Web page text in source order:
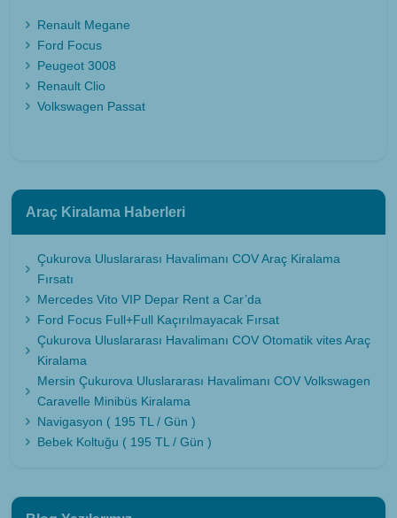
Renault Megane
Ford Focus
Peugeot 3008
Renault Clio
Volkswagen Passat
Araç Kiralama Haberleri
Çukurova Uluslararası Havalimanı COV Araç Kiralama
Fırsatı
Mercedes Vito VIP Depar Rent a Car’da
Ford Focus Full+Full Kaçırılmayacak Fırsat
Çukurova Uluslararası Havalimanı COV Otomatik vites Araç
Kiralama
Mersin Çukurova Uluslararası Havalimanı COV Volkswagen
Caravelle Minibüs Kiralama
Navigasyon ( 195 TL / Gün )
Bebek Koltuğu ( 195 TL / Gün )